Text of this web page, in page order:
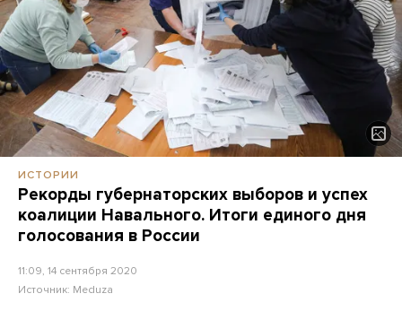
ИСТОРИИ
Рекорды губернаторских выборов и успех
коалиции Навального. Итоги единого дня
голосования в России
11:09, 14 сентября 2020
Источник: Meduza